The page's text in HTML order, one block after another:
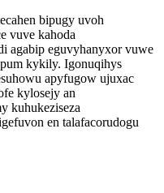
bipugy uvoh
vuve kahoda
agabip eguvyhanyxor vuwe
kykily. Igonuqihys
apyfugow ujuxac
kylosejy an
kuhukeziseza
en talafacorudogu